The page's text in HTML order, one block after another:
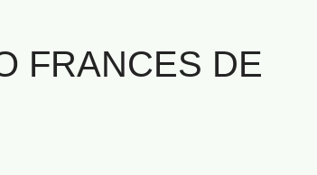
FRANCES DE